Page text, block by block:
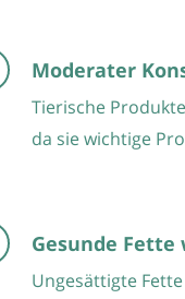
Moderater
Tierische
da sie wichtige
Gesunde Fette
Ungesättigte